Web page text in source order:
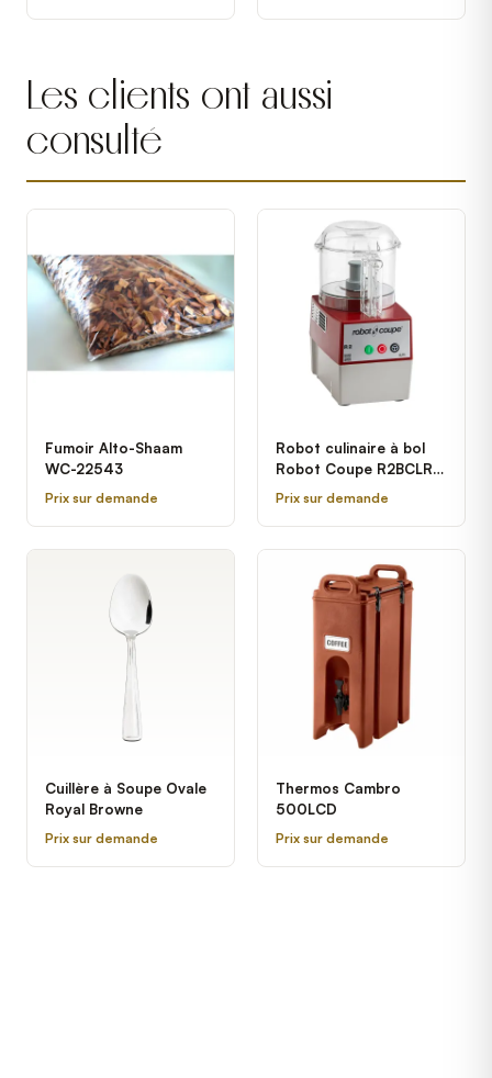
Phases
Les clients ont aussi
consulté
Fumoir Alto-Shaam
WC-22543
Prix sur demande
Robot culinaire à bol
Robot Coupe R2BCLR 3
L - 1 hp
Prix sur demande
Cuillère à Soupe Ovale
Royal Browne
Prix sur demande
Thermos Cambro
500LCD
Prix sur demande